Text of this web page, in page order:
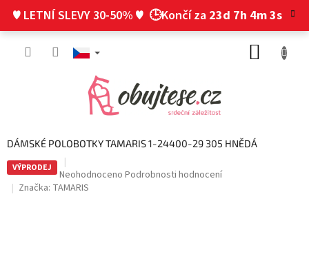
obsah
♥ LETNÍ SLEVY 30-50% ♥ 🕒Končí za 23d 7h 4m 2s
DÁMSKÉ POLOBOTKY TAMARIS 1-24400-29 305 HNĚDÁ
VÝPRODEJ
Průměrné
hodnocení
Neohodnoceno Podrobnosti hodnocení
Značka: TAMARIS